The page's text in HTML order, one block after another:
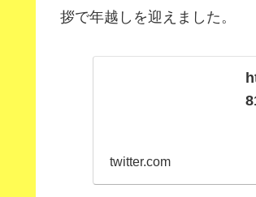
拶で年越しを迎えました。
twitter.com